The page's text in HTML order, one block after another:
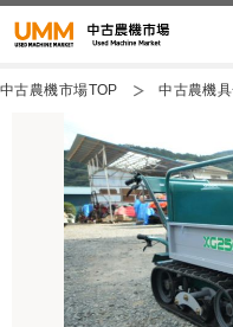
中古農機市場TOP 中古農機